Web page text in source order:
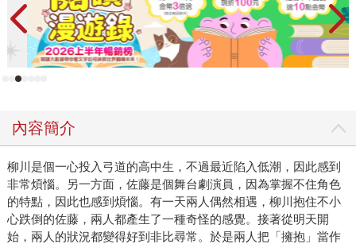
內容簡介
柳川是個一心投入弓道的高中生，不過最近陷入低潮，因此感到
非常煩惱。另一方面，佐藤是個舞台劇演員，因為掌握不住角色
的特點，因此也感到煩惱。有一天兩人偶然相遇，柳川抱住不小
心跌倒的佐藤，兩人都產生了一種奇怪的感覺。接著從明天開
始，兩人的狀況都變得好到非比尋常。於是兩人把「擁抱」當作